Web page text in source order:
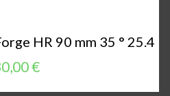
HR 90 mm 35 ° 25.4
€